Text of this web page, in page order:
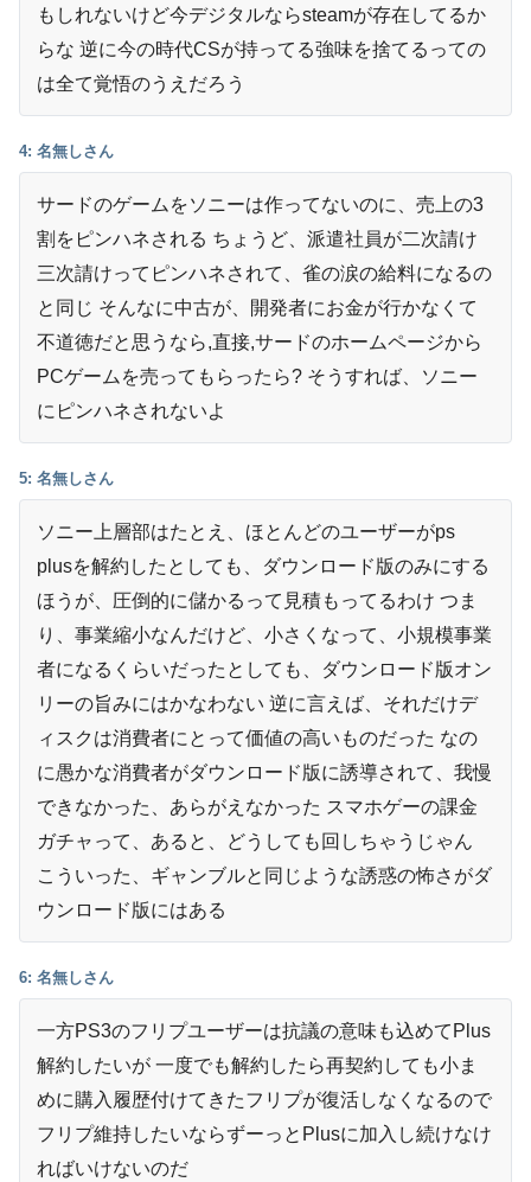
もしれないけど今デジタルならsteamが存在してるか
らな 逆に今の時代CSが持ってる強味を捨てるっての
は全て覚悟のうえだろう
4: 名無しさん
サードのゲームをソニーは作ってないのに、売上の3
割をピンハネされる ちょうど、派遣社員が二次請け
三次請けってピンハネされて、雀の涙の給料になるの
と同じ そんなに中古が、開発者にお金が行かなくて
不道徳だと思うなら,直接,サードのホームページから
PCゲームを売ってもらったら? そうすれば、ソニー
にピンハネされないよ
5: 名無しさん
ソニー上層部はたとえ、ほとんどのユーザーがps
plusを解約したとしても、ダウンロード版のみにする
ほうが、圧倒的に儲かるって見積もってるわけ つま
り、事業縮小なんだけど、小さくなって、小規模事業
者になるくらいだったとしても、ダウンロード版オン
リーの旨みにはかなわない 逆に言えば、それだけデ
ィスクは消費者にとって価値の高いものだった なの
に愚かな消費者がダウンロード版に誘導されて、我慢
できなかった、あらがえなかった スマホゲーの課金
ガチャって、あると、どうしても回しちゃうじゃん
こういった、ギャンブルと同じような誘惑の怖さがダ
ウンロード版にはある
6: 名無しさん
一方PS3のフリプユーザーは抗議の意味も込めてPlus
解約したいが 一度でも解約したら再契約しても小ま
めに購入履歴付けてきたフリプが復活しなくなるので
フリプ維持したいならずーっとPlusに加入し続けなけ
ればいけないのだ